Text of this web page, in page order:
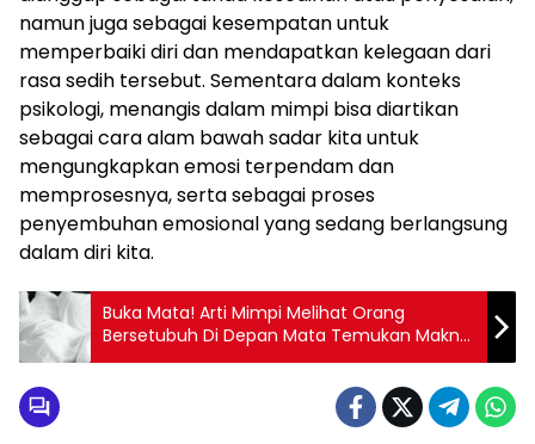
namun juga sebagai kesempatan untuk
memperbaiki diri dan mendapatkan kelegaan dari
rasa sedih tersebut. Sementara dalam konteks
psikologi, menangis dalam mimpi bisa diartikan
sebagai cara alam bawah sadar kita untuk
mengungkapkan emosi terpendam dan
memprosesnya, serta sebagai proses
penyembuhan emosional yang sedang berlangsung
dalam diri kita.
Buka Mata! Arti Mimpi Melihat Orang
Bersetubuh Di Depan Mata Temukan Makna
Rahasianya Disini